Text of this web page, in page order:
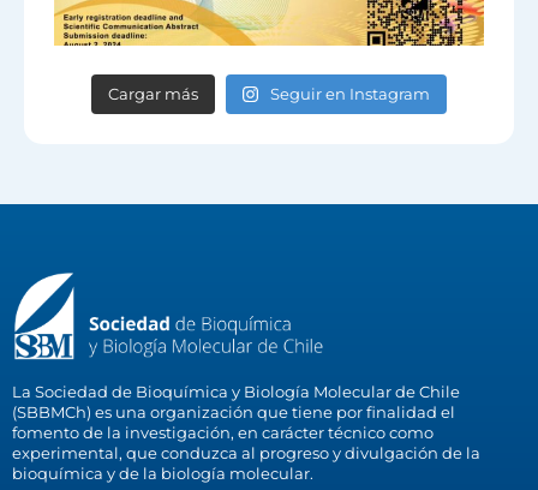
Cargar más Seguir en Instagram
La Sociedad de Bioquímica y Biología Molecular de Chile
(SBBMCh) es una organización que tiene por finalidad el
fomento de la investigación, en carácter técnico como
experimental, que conduzca al progreso y divulgación de la
bioquímica y de la biología molecular.